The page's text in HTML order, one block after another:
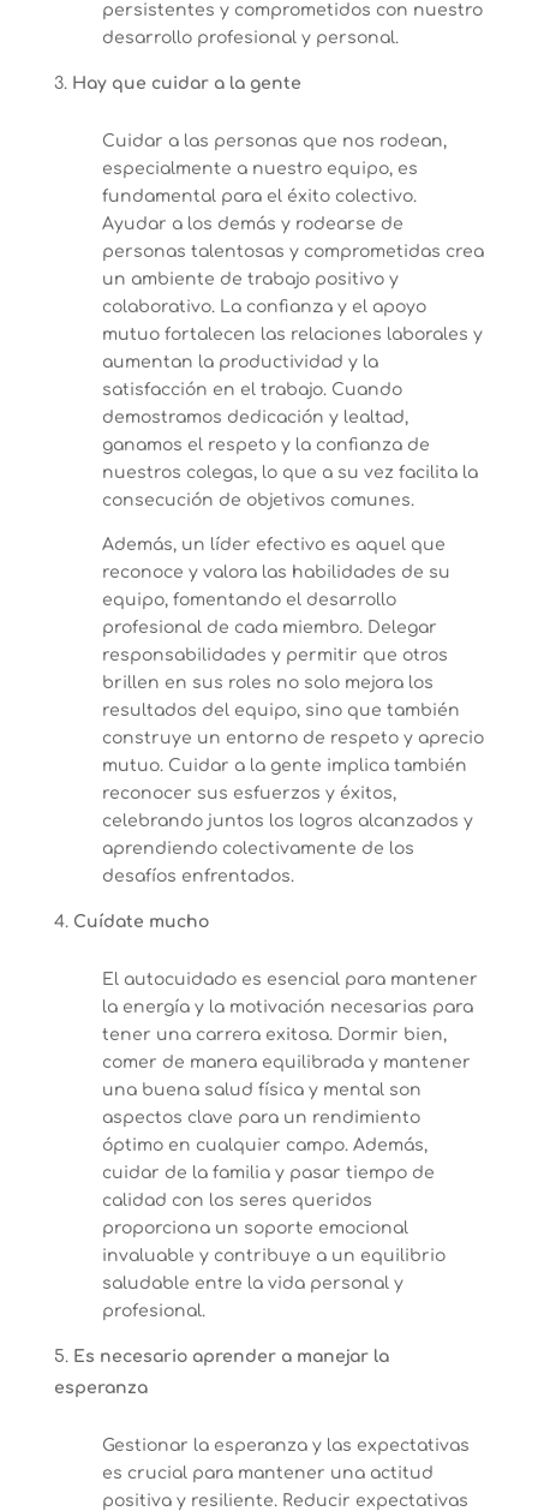
persistentes y comprometidos con nuestro
desarrollo profesional y personal.
Hay que cuidar a la gente
Cuidar a las personas que nos rodean,
especialmente a nuestro equipo, es
fundamental para el éxito colectivo.
Ayudar a los demás y rodearse de
personas talentosas y comprometidas crea
un ambiente de trabajo positivo y
colaborativo. La confianza y el apoyo
mutuo fortalecen las relaciones laborales y
aumentan la productividad y la
satisfacción en el trabajo. Cuando
demostramos dedicación y lealtad,
ganamos el respeto y la confianza de
nuestros colegas, lo que a su vez facilita la
consecución de objetivos comunes.
Además, un líder efectivo es aquel que
reconoce y valora las habilidades de su
equipo, fomentando el desarrollo
profesional de cada miembro. Delegar
responsabilidades y permitir que otros
brillen en sus roles no solo mejora los
resultados del equipo, sino que también
construye un entorno de respeto y aprecio
mutuo. Cuidar a la gente implica también
reconocer sus esfuerzos y éxitos,
celebrando juntos los logros alcanzados y
aprendiendo colectivamente de los
desafíos enfrentados.
Cuídate mucho
El autocuidado es esencial para mantener
la energía y la motivación necesarias para
tener una carrera exitosa. Dormir bien,
comer de manera equilibrada y mantener
una buena salud física y mental son
aspectos clave para un rendimiento
óptimo en cualquier campo. Además,
cuidar de la familia y pasar tiempo de
calidad con los seres queridos
proporciona un soporte emocional
invaluable y contribuye a un equilibrio
saludable entre la vida personal y
profesional.
Es necesario aprender a manejar la
esperanza
Gestionar la esperanza y las expectativas
es crucial para mantener una actitud
positiva y resiliente. Reducir expectativas